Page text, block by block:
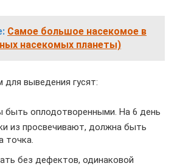
Самое большое насекомое в
насекомых планеты)
для выведения гусят:
быть оплодотворенными. На 6 день
из просвечивают, должна быть
точка.
без дефектов, одинаковой